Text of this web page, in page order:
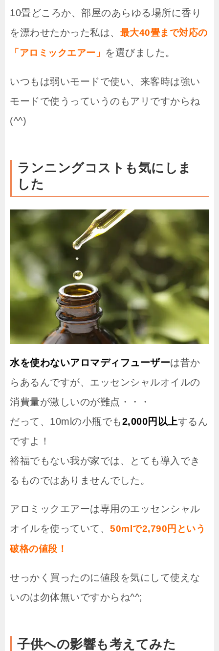
10畳どころか、部屋のあらゆる場所に香り
を漂わせたかった私は、 最大40畳まで対応の
「アロミックエアー」 を選びました。
いつもは弱いモードで使い、来客時は強い
モードで使うっていうのもアリですからね
(^^)
ランニングコストも気にしま
した
水を使わないアロマディフューザーは昔か
らあるんですが、エッセンシャルオイルの
消費量が激しいのが難点・・・
だって、10mlの小瓶でも2,000円以上するん
ですよ！
裕福でもない我が家では、とても導入でき
るものではありませんでした。
アロミックエアーは専用のエッセンシャル
オイルを使っていて、 50mlで2,790円という
破格の値段！
せっかく買ったのに値段を気にして使えな
いのは勿体無いですからね^^;
子供への影響も考えてみた